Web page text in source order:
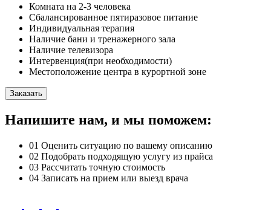
Комната на 2-3 человека
Сбалансированное пятиразовое питание
Индивидуальная терапия
Наличие бани и тренажерного зала
Наличие телевизора
Интервенция(при необходимости)
Местоположение центра в курортной зоне
Заказать
Напишите нам, и мы поможем:
01 Оценить ситуацию по вашему описанию
02 Подобрать подходящую услугу из прайса
03 Рассчитать точную стоимость
04 Записать на прием или выезд врача